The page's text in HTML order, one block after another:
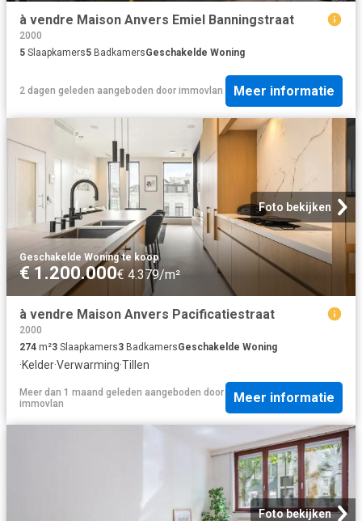
à vendre Maison Anvers Emiel Banningstraat
2000
5 Slaapkamers5 BadkamersGeschakelde Woning
2 dagen geleden aangeboden door immovlan Meer informatie
Foto bekijken
Geschakelde Woning·te koop
€ 1.200.000€ 4.379/m²
à vendre Maison Anvers Pacificatiestraat
2000
274 m²3 Slaapkamers3 BadkamersGeschakelde Woning
·Kelder·Verwarming·Tillen
Meer dan 1 maand geleden aangeboden door
immovlan
Meer informatie
Foto bekijken